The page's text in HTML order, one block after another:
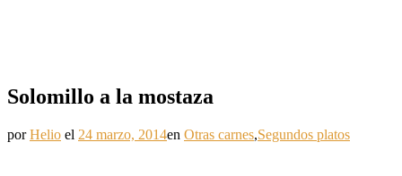
Solomillo a la mostaza
porHelio el 24 marzo, 2014en Otras carnes,Segundos platos